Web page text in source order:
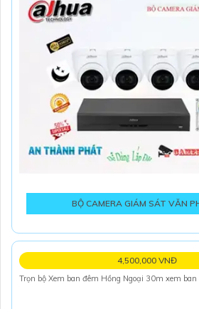
BỘ CAMERA GIÁM SÁT VĂN
4,500,000 VNĐ
Trọn bộ Xem ban đêm Hồng Ngoại 30m xem